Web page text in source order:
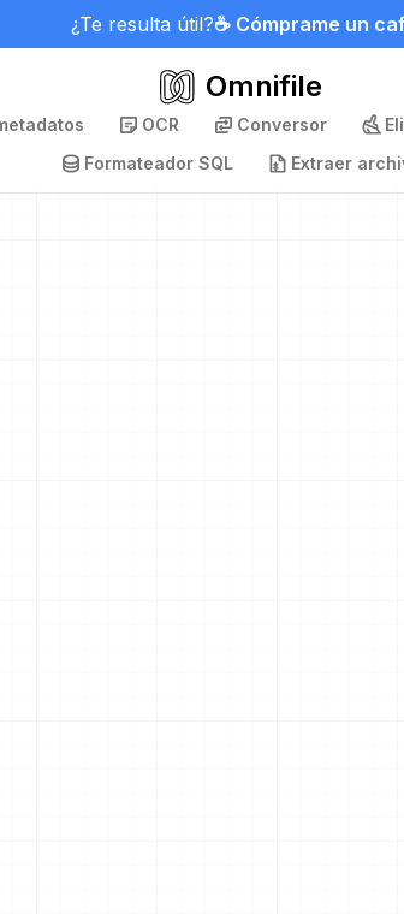
¿Te resulta útil?☕ Cómprame un
Omnifile
OCR Conversor
Formateador SQL
Extraer